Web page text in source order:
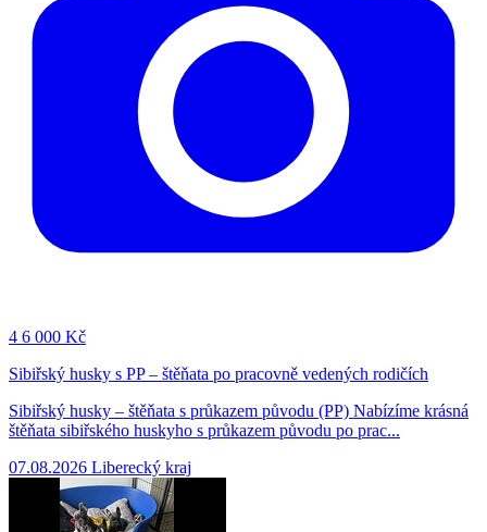
4 6 000 Kč
Sibiřský husky s PP – štěňata po pracovně vedených rodičích
Sibiřský husky – štěňata s průkazem původu (PP) Nabízíme krásná
štěňata sibiřského huskyho s průkazem původu po prac...
07.08.2026 Liberecký kraj